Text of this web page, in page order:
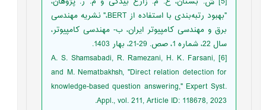
"بهبود رتبه‌بندی با استفاده از BERT،" نشریه مهندسی
برق و مهندسی کامپیوتر ایران، ب- مهندسی کامپیوتر،
سال 22، شماره 1، صص. 29-21، بهار 1403.
[6] A. S. Shamsabadi, R. Ramezani, H. K. Farsani,
and M. Nematbakhsh, "Direct relation detection for
knowledge-based question answering," Expert Syst.
Appl., vol. 211, Article ID: 118678, 2023.